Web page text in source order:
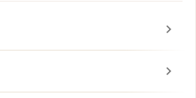
chevron_right
chevron_right